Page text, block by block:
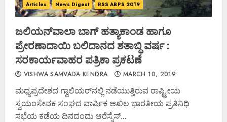
Articles News Digest RSS ABPS 2019
ಜಲಿಯನ್‌ವಾಲಾ ಬಾಗ್ ಹತ್ಯಾಕಾಂಡ ಹಾಗೂ
ಪ್ರೇರಣಾದಾಯಿ ಬಲಿದಾನದ ಶತಾಬ್ಧಿ ವರ್ಷ :
ಸರಕಾರ್ಯವಾಹರ ಪತ್ರಿಕಾ ಪ್ರಕಟಣೆ
VISHWA SAMVADA KENDRA MARCH 10, 2019
ಮಧ್ಯಪ್ರದೇಶದ ಗ್ವಾಲಿಯರ್‌ನಲ್ಲಿ ನಡೆಯುತ್ತಿರುವ ರಾಷ್ಟ್ರೀಯ
ಸ್ವಯಂಸೇವಕ ಸಂಘದ ವಾರ್ಷಿಕ ಅಖಿಲ ಭಾರತೀಯ ಪ್ರತಿನಿಧಿ
ಸಭೆಯ ಕಡೆಯ ದಿನದಂದು ಆರೆಸ್ಸೆಸ್...